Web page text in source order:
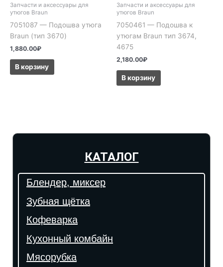
Запчасти и аксессуары для
утюгов Braun
7051087 — Подошва утюга
Braun (тип 3670)
1,880.00₽
В корзину
Запчасти и аксессуары для
утюгов Braun
7050461 — Подошва к
утюгам Braun тип 3674,
4675
2,180.00₽
В корзину
КАТАЛОГ
Блендер, миксер
Зубная щётка
Кофеварка
Кухонный комбайн
Мясорубка